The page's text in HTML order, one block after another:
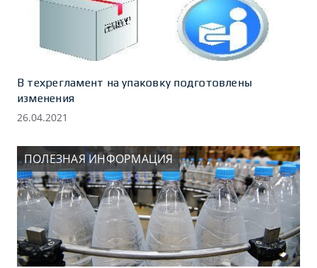
В техрегламент на упаковку подготовлены
изменения
26.04.2021
ПОЛЕЗНАЯ ИНФОРМАЦИЯ